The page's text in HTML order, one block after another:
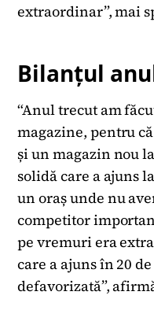
extraordinar”, mai
Bilanțul
“Anul trecut am
magazine, pentru
și un magazin nou
solidă care a ajuns
un oraș unde nu
competitor
pe vremuri era
care a ajuns în 20
defavorizată”,